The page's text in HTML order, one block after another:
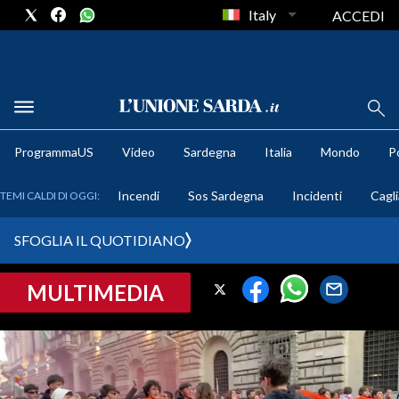
METEO
CRONACA SARDEGNA
PROVINCIA DI CAGLIARI
SULCIS IGLESIENTE
Italy ACCEDI
ProgrammaUS Video Sardegna Italia Mondo
TEMI CALDI DI OGGI: Incendi Sos Sardegna Incidenti
SFOGLIA IL QUOTIDIANO
MULTIMEDIA